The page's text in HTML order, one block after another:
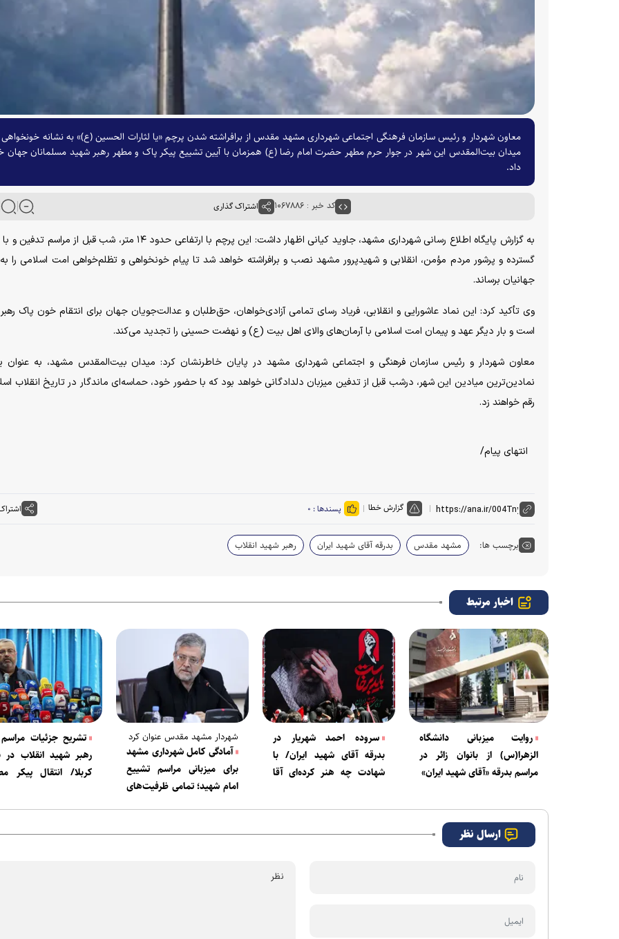
معاون شهردار و رئیس سازمان فرهنگی اجتماعی شهرداری مشهد مقدس از برافراشته شدن پرچم «یا لثارات الحسین (ع)» به نشانه خونخواهی
میدان بیت‌المقدس این شهر در جوار حرم مطهر حضرت امام رضا (ع) همزمان با آیین تشییع پیکر پاک و مطهر رهبر شهید مسلمانان جهان
داد.
کد خبر : ۱۰۶۷۸۸۶ اشتراک گذاری
به گزارش پایگاه اطلاع رسانی شهرداری مشهد، جاوید کیانی اظهار داشت: این پرچم با ارتفاعی حدود ۱۴ متر، شب قبل از
گسترده و پرشور مردم مؤمن، انقلابی و شهیدپرور مشهد نصب و برافراشته خواهد شد تا پیام خونخواهی و تظلم‌خواهی امت اسلامی را
جهانیان برساند.
وی تأکید کرد: این نماد عاشورایی و انقلابی، فریاد رسای تمامی آزادی‌خواهان، حق‌طلبان و عدالت‌جویان جهان برای انتقام خون پاک
است و بار دیگر عهد و پیمان امت اسلامی با آرمان‌های والای اهل بیت (ع) و نهضت حسینی را تجدید می‌کند.
معاون شهردار و رئیس سازمان فرهنگی و اجتماعی شهرداری مشهد در پایان خاطرنشان کرد: میدان بیت‌المقدس مشهد، به عنوان
نمادین‌ترین میادین این شهر، درشب قبل از تدفین میزبان دلدادگانی خواهد بود که با حضور خود، حماسه‌ای ماندگار در تاریخ انقلاب
رقم خواهند زد.
انتهای پیام/
گزارش خطا پسندها : ۰
برچسب ها: مشهد مقدس بدرقه آقای شهید ایران رهبر شهید انقلاب
اخبار مرتبط
روایت میزبانی دانشگاه
الزهرا(س) از بانوان زائر در
مراسم بدرقه «آقای شهید ایران»
سروده احمد شهریار در
بدرقه آقای شهید ایران/ با
شهادت چه هنر کرده‌ای آقا
شهردار مشهد مقدس عنوان کرد
آمادگی کامل شهرداری مشهد
برای میزبانی مراسم تشییع
امام شهید؛ تمامی ظرفیت‌های
تشریح جزئیات
رهبر شهید انقلاب
کربلا/ انتقال پیکر
ارسال نظر